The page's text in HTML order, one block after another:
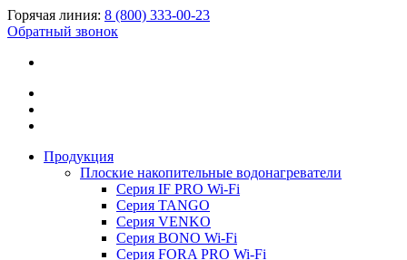
Горячая линия: 8 (800) 333-00-23
Обратный звонок
Продукция
Плоские накопительные водонагреватели
Серия IF PRO Wi-Fi
Серия TANGO
Серия VENKO
Серия BONO Wi-Fi
Серия FORA PRO Wi-Fi